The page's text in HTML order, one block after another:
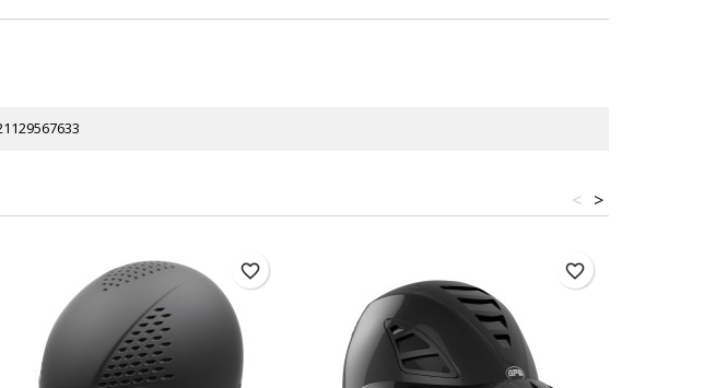
>
<
favorite_border favorite_border